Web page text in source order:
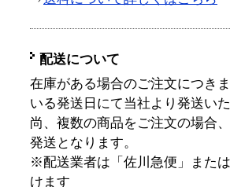
配送について
在庫がある場合のご注文につき
いる発送日にて当社より発送い
尚、複数の商品をご注文の場合
発送となります。
※配送業者は「佐川急便」また
けます